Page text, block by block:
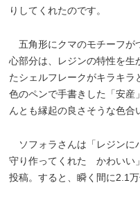
りしてくれたのです。
五角形にクマのモチーフが
心部分は、レジンの特性を生
たシェルフレークがキラキラ
色のペンで手書きした「安産
んとも縁起の良さそうな色合
ソフォラさんは「レジンに
守り作ってくれた かわいい
投稿。すると、瞬く間に2.1万